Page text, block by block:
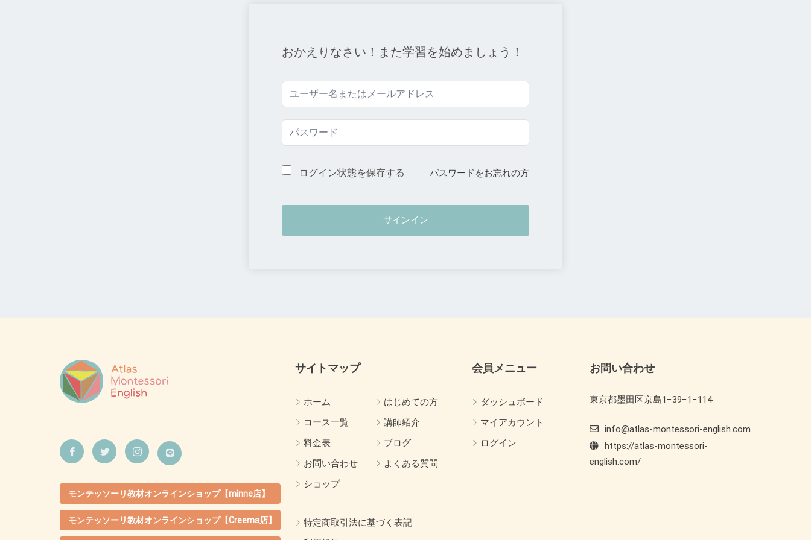
おかえりなさい！また学習を始めましょう！
ログイン状態を保存する パスワードをお忘れの方
サインイン
モンテッソーリ教材オンラインショップ【minne店】
モンテッソーリ教材オンラインショップ【Creema店】
サイトマップ
ホーム
はじめての方
コース一覧
講師紹介
料金表
ブログ
お問い合わせ
よくある質問
ショップ
特定商取引法に基づく表記
会員メニュー
ダッシュボード
マイアカウント
ログイン
お問い合わせ
東京都墨田区京島1−39−1−114
info@atlas-montessori-english.com
https://atlas-montessori-
english.com/